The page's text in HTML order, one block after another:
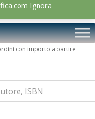
Ignora
con importo a partire